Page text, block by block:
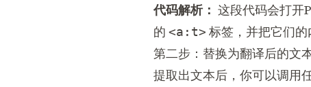
代码解析： 这段代码会打开
的 <a:t> 标签，并把它们的
第二步：替换为翻译后的文
提取出文本后，你可以调用